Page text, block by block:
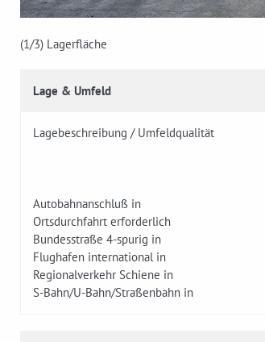
(1/3) Lagerfläche
Lage & Umfeld
Lagebeschreibung / Umfeldqualität
Autobahnanschluß in
Ortsdurchfahrt erforderlich
Bundesstraße 4-spurig in
Flughafen international in
Regionalverkehr Schiene in
S-Bahn/U-Bahn/Straßenbahn in